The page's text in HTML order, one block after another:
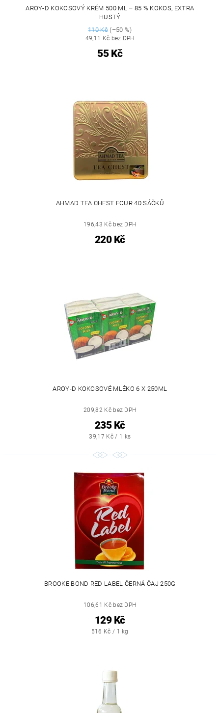
AROY-D KOKOSOVÝ KRÉM 500 ML – 85 % KOKOS, EXTRA
HUSTÝ
110 Kč(–50 %)
49,11 Kč bez DPH
55 Kč
AHMAD TEA CHEST FOUR 40 SÁČKŮ
196,43 Kč bez DPH
220 Kč
AROY-D KOKOSOVÉ MLÉKO 6 X 250ML
209,82 Kč bez DPH
235 Kč
39,17 Kč / 1 ks
BROOKE BOND RED LABEL ČERNÁ ČAJ 250G
106,61 Kč bez DPH
129 Kč
516 Kč / 1 kg